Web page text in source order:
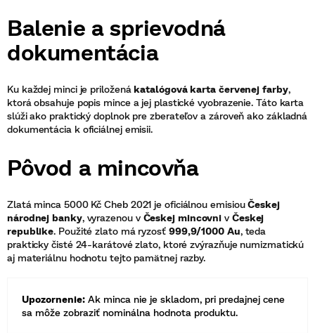
Balenie a sprievodná
dokumentácia
Ku každej minci je priloženákatalógová karta červenej farby,
ktorá obsahuje popis mince a jej plastické vyobrazenie. Táto karta
slúži ako praktický doplnok pre zberateľov a zároveň ako základná
dokumentácia k oficiálnej emisii.
Pôvod a mincovňa
Zlatá minca 5000 Kč Cheb 2021 je oficiálnou emisiouČeskej
národnej banky, vyrazenou v Českej mincovni v Českej
republike. Použité zlato má ryzosť 999,9/1000 Au, teda
prakticky čisté 24-karátové zlato, ktoré zvýrazňuje numizmatickú
aj materiálnu hodnotu tejto pamätnej razby.
Upozornenie: Ak minca nie je skladom, pri predajnej cene
sa môže zobraziť nominálna hodnota produktu.